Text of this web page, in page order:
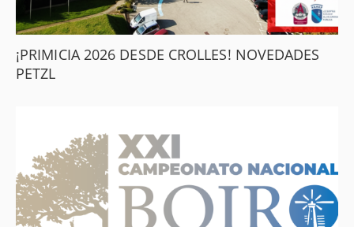
¡PRIMICIA 2026 DESDE CROLLES! NOVEDADES
PETZL